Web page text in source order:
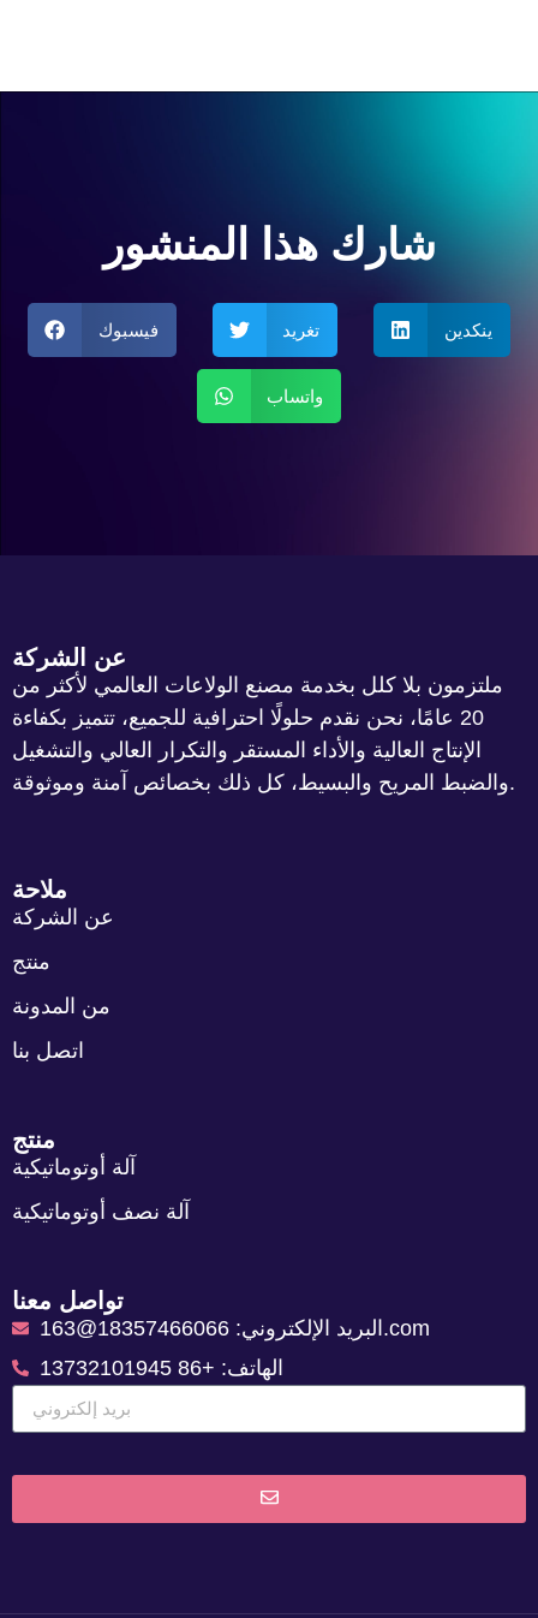
شارك هذا المنشور
فيسبوك تغريد ينكدين
واتساب
عن الشركة
ملتزمون بلا كلل بخدمة مصنع الولاعات العالمي لأكثر من
20 عامًا، نحن نقدم حلولًا احترافية للجميع، تتميز بكفاءة
الإنتاج العالية والأداء المستقر والتكرار العالي والتشغيل
والضبط المريح والبسيط، كل ذلك بخصائص آمنة وموثوقة.
ملاحة
عن الشركة
منتج
من المدونة
اتصل بنا
منتج
آلة أوتوماتيكية
آلة نصف أوتوماتيكية
تواصل معنا
البريد الإلكتروني: 18357466066@163.com
الهاتف: +86 13732101945